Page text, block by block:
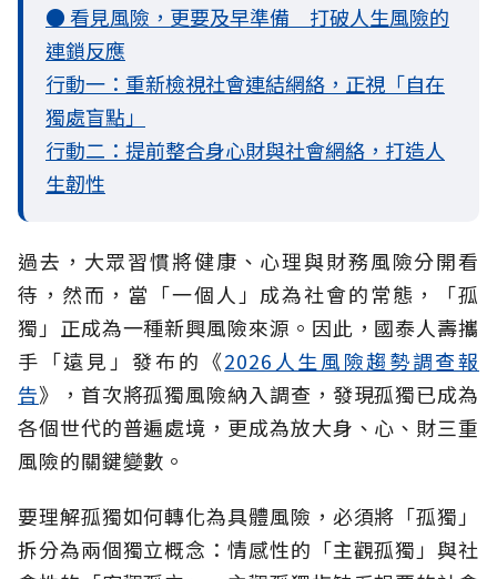
● 看見風險，更要及早準備 打破人生風險的
連鎖反應
行動一：重新檢視社會連結網絡，正視「自在
獨處盲點」
行動二：提前整合身心財與社會網絡，打造人
生韌性
過去，大眾習慣將健康、心理與財務風險分開看
待，然而，當「一個人」成為社會的常態，「孤
獨」正成為一種新興風險來源。因此，國泰人壽攜
手「遠見」發布的《2026人生風險趨勢調查報
告》，首次將孤獨風險納入調查，發現孤獨已成為
各個世代的普遍處境，更成為放大身、心、財三重
風險的關鍵變數。
要理解孤獨如何轉化為具體風險，必須將「孤獨」
拆分為兩個獨立概念：情感性的「主觀孤獨」與社